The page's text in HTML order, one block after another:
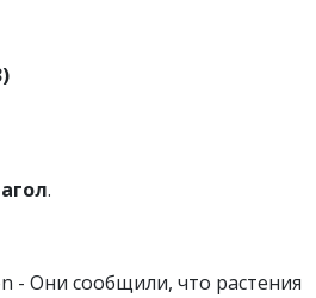
.
Они сообщили, что растения